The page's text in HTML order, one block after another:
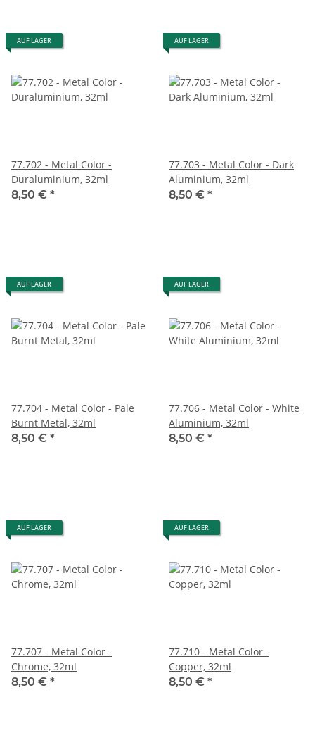
AUF LAGER
77.702 - Metal Color -
Duraluminium, 32ml
8,50 € *
AUF LAGER
77.703 - Metal Color - Dark
Aluminium, 32ml
8,50 € *
AUF LAGER
77.704 - Metal Color - Pale
Burnt Metal, 32ml
8,50 € *
AUF LAGER
77.706 - Metal Color - White
Aluminium, 32ml
8,50 € *
AUF LAGER
77.707 - Metal Color -
Chrome, 32ml
8,50 € *
AUF LAGER
77.710 - Metal Color -
Copper, 32ml
8,50 € *